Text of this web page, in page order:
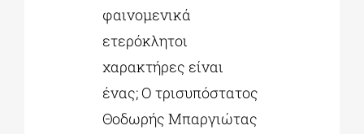
φαινομενικά
ετερόκλητοι
χαρακτήρες είναι
ένας; Ο τρισυπόστατος
Θοδωρής Μπαργιώτας